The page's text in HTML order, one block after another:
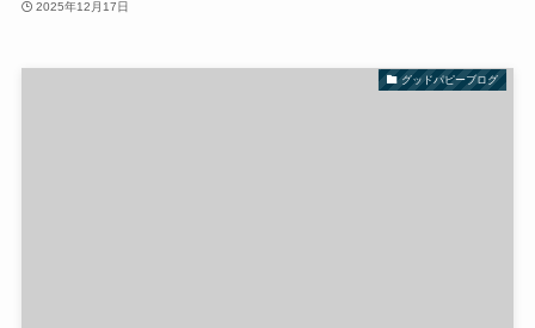
2025年12月17日
グッドパピーブログ